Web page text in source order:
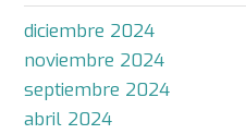
diciembre 2024
noviembre 2024
septiembre 2024
abril 2024